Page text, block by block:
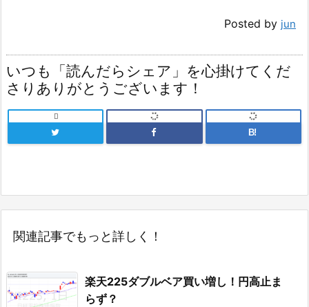
Posted by jun
いつも「読んだらシェア」を心掛けてくだ
さりありがとうございます！

B!
関連記事でもっと詳しく！
楽天225ダブルベア買い増し！円高止ま
らず？